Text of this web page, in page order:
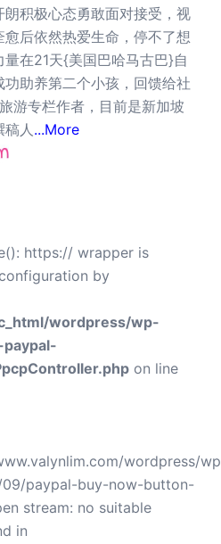
积极心态勇敢面对接受，视
后依然热爱生命，停不了想
在21天{美国巴哈马古巴}自
助养第二个小孩，回馈给社
游专栏作者，目前是新加坡
人 ...More
https:// wrapper is
by
wordpress/wp-
on line
wordpress/
paypal-buy-now-button-
stream: no suitable
in